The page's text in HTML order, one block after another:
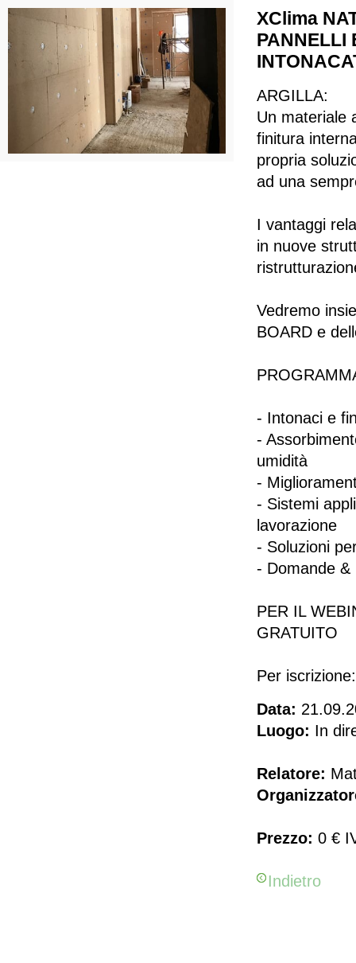
XClima
PANNELLI
ARGILLA:
Un materiale
finitura
propria
ad una
I vantaggi
in nuove
Vedremo
BOARD e
- Intonaci e
-
umidità
-
- Sistemi
lavorazione
- Soluzioni
- Domande &
PER IL
GRATUITO
Per
Data:
Luogo: In
Relatore:
Prezzo: 0 €
Indietro